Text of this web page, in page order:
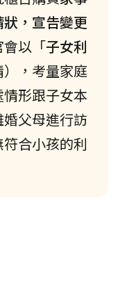
，宣告變更
會以「子女利
，考量家庭
形跟子女本
父母進行訪
合小孩的利